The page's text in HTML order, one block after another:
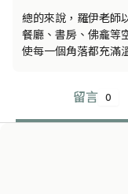
總的來說，羅伊老師
餐廳、書房、佛龕等
使每一個角落都充滿
留言 0